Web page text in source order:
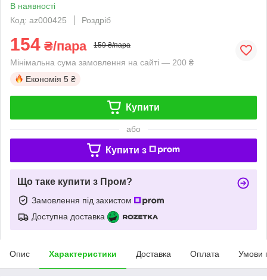
В наявності
Код: az000425
Роздріб
154 ₴/пара 159 ₴/пара
Мінімальна сума замовлення на сайті — 200 ₴
Економія 5 ₴
Купити
або
Купити з
Що таке купити з Пром?
Замовлення під захистом
Доступна доставка
Опис Характеристики Доставка Оплата Умови